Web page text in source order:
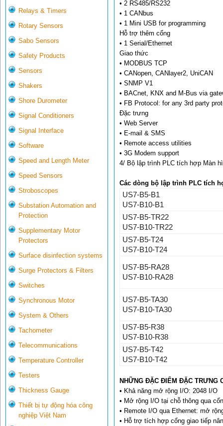
Relays & Timers
Rotary Sensors
Sabo Sensors
Safety Products
Sensors
Shakers
Shore Durometer
Signal Conditioners
Signal Interface
Software
Speed and Length Meter
Speed Sensors
Stroboscopes
Substation Automation and
Protection
Supplementary Motor
Protectors
Surface disinfection systems
Surge Protectors & Filters
Switches
Synchronous Motor
System & Others
Tachometer
Telecommunications
Temperature Controller
Testers
Thickness Gauge
Thiết bị tự động hóa công
nghiệp Việt Nam
• 2 RS485/RS232
• 1 CANbus
• 1 Mini USB for programming
Hỗ trợ thêm cổng
• 1 Serial/Ethernet
Giao thức
• MODBUS TCP
• CANopen, CANlayer2, UniCAN
• SNMP V1
• BACnet, KNX and M-Bus via
• FB Protocol: for any 3rd party
Đặc trưng
• Web Server
• E-mail & SMS
• Remote access utilities
• 3G Modem support
4/ Bộ lập trình PLC tích hợp Màn
Các dòng bộ lập trình PLC tích
US7-B5-B1
US7-B10-B1
US7-B5-TR22
US7-B10-TR22
US7-B5-T24
US7-B10-T24
US7-B5-RA28
US7-B10-RA28
US7-B5-TA30
US7-B10-TA30
US7-B5-R38
US7-B10-R38
US7-B5-T42
US7-B10-T42
NHỮNG ĐẶC ĐIỂM ĐẶC TRƯNG
• Khả năng mở rộng I/O: 2048 I/O
• Mở rộng I/O tại chỗ thông qua
• Remote I/O qua Ethernet: mở
• Hỗ trợ tích hợp cổng giao tiếp